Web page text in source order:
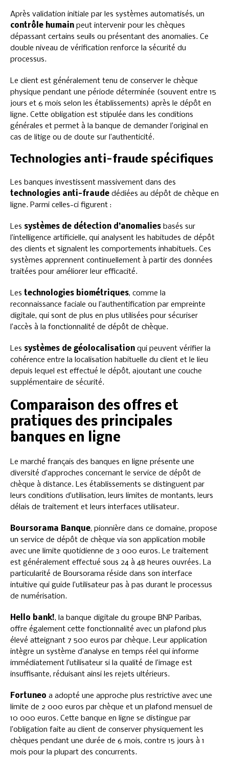
Après validation initiale par les systèmes automatisés, un
contrôle humain peut intervenir pour les chèques
dépassant certains seuils ou présentant des anomalies. Ce
double niveau de vérification renforce la sécurité du
processus.
Le client est généralement tenu de conserver le chèque
physique pendant une période déterminée (souvent entre 15
jours et 6 mois selon les établissements) après le dépôt en
ligne. Cette obligation est stipulée dans les conditions
générales et permet à la banque de demander l’original en
cas de litige ou de doute sur l’authenticité.
Technologies anti-fraude spécifiques
Les banques investissent massivement dans des
technologies anti-fraude dédiées au dépôt de chèque en
ligne. Parmi celles-ci figurent :
Les systèmes de détection d’anomalies basés sur
l’intelligence artificielle, qui analysent les habitudes de dépôt
des clients et signalent les comportements inhabituels. Ces
systèmes apprennent continuellement à partir des données
traitées pour améliorer leur efficacité.
Les technologies biométriques, comme la
reconnaissance faciale ou l’authentification par empreinte
digitale, qui sont de plus en plus utilisées pour sécuriser
l’accès à la fonctionnalité de dépôt de chèque.
Les systèmes de géolocalisation qui peuvent vérifier la
cohérence entre la localisation habituelle du client et le lieu
depuis lequel est effectué le dépôt, ajoutant une couche
supplémentaire de sécurité.
Comparaison des offres et
pratiques des principales
banques en ligne
Le marché français des banques en ligne présente une
diversité d’approches concernant le service de dépôt de
chèque à distance. Les établissements se distinguent par
leurs conditions d’utilisation, leurs limites de montants, leurs
délais de traitement et leurs interfaces utilisateur.
Boursorama Banque, pionnière dans ce domaine, propose
un service de dépôt de chèque via son application mobile
avec une limite quotidienne de 3 000 euros. Le traitement
est généralement effectué sous 24 à 48 heures ouvrées. La
particularité de Boursorama réside dans son interface
intuitive qui guide l’utilisateur pas à pas durant le processus
de numérisation.
Hello bank!, la banque digitale du groupe BNP Paribas,
offre également cette fonctionnalité avec un plafond plus
élevé atteignant 7 500 euros par chèque. Leur application
intègre un système d’analyse en temps réel qui informe
immédiatement l’utilisateur si la qualité de l’image est
insuffisante, réduisant ainsi les rejets ultérieurs.
Fortuneo a adopté une approche plus restrictive avec une
limite de 2 000 euros par chèque et un plafond mensuel de
10 000 euros. Cette banque en ligne se distingue par
l’obligation faite au client de conserver physiquement les
chèques pendant une durée de 6 mois, contre 15 jours à 1
mois pour la plupart des concurrents.